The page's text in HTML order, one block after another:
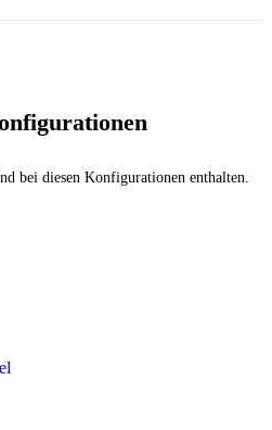
bei diesen Konfigurationen enthalten.